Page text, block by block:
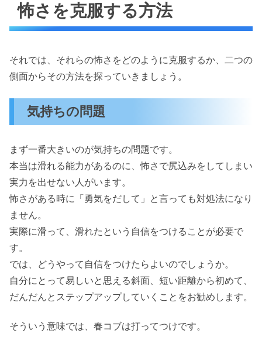
怖さを克服する方法
それでは、それらの怖さをどのように克服するか、二つの
側面からその方法を探っていきましょう。
気持ちの問題
まず一番大きいのが気持ちの問題です。
本当は滑れる能力があるのに、怖さで尻込みをしてしまい
実力を出せない人がいます。
怖さがある時に「勇気をだして」と言っても対処法になり
ません。
実際に滑って、滑れたという自信をつけることが必要で
す。
では、どうやって自信をつけたらよいのでしょうか。
自分にとって易しいと思える斜面、短い距離から初めて、
だんだんとステップアップしていくことをお勧めします。
そういう意味では、春コブは打ってつけです。